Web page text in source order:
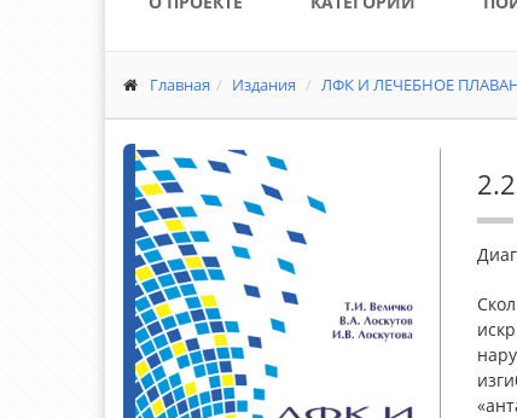
Главная Издания ЛФК И ЛЕЧЕБНОЕ